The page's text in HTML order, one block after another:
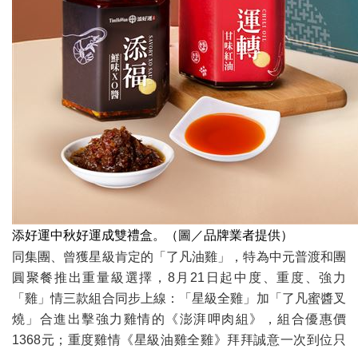
添好運中秋好運成雙禮盒。（圖／品牌業者提供）
同集團、曾獲星級肯定的「了凡油雞」，特為中元普渡和團
圓聚餐推出重量級選擇，8月21日起中度、重度、強力
「雞」情三款組合同步上線：「星級全雞」加「了凡蜜醬叉
燒」合進出擊強力雞情的《澎湃呷肉組》，組合優惠價
1368元；重度雞情《星級油雞全雞》拜拜誠意一次到位只